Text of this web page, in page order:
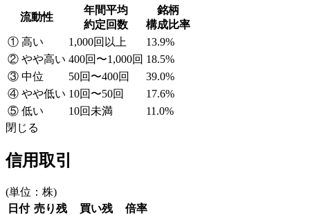
流動性
年間平均
約定回数
銘柄
構成比率
① 高い
1,000回以上
13.9%
② やや高い 400回〜1,000回 18.5%
③ 中位
50回〜400回
39.0%
④ やや低い 10回〜50回
17.6%
⑤ 低い
10回未満
11.0%
閉じる
信用取引
(単位：株)
日付 売り残 買い残
倍率